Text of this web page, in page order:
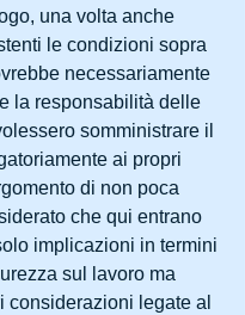
una volta anche
le condizioni sopra
necessariamente
la responsabilità delle
somministrare il
ai propri
di non poca
che qui entrano
implicazioni in termini
sul lavoro ma
considerazioni legate al